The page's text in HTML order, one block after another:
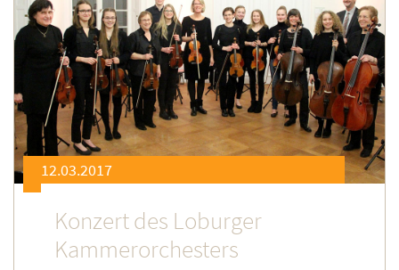
12.03.2017
Konzert des Loburger
Kammerorchesters